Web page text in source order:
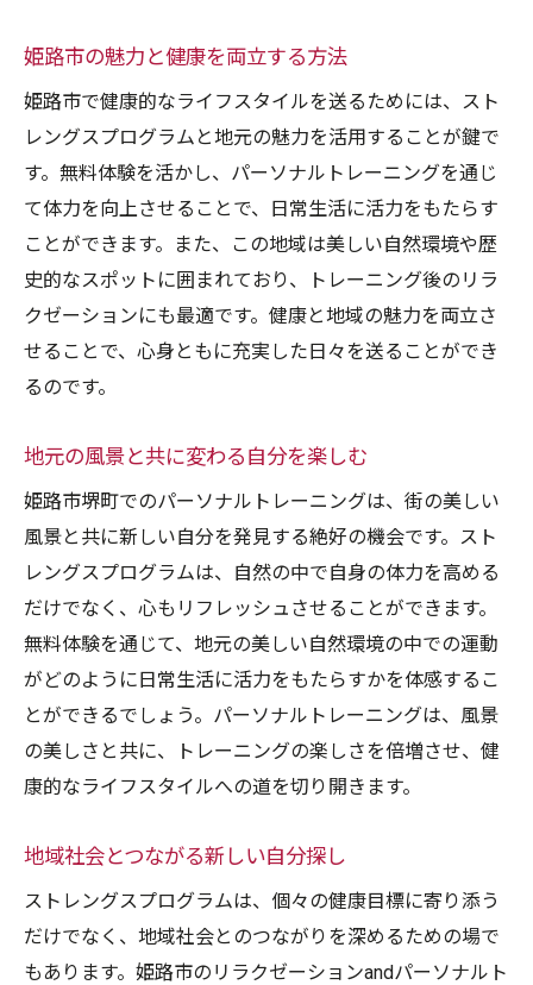
体力測定がもたらすメリット
現状の理解が目標達成に繋がる
ストレングスプログラムの科学的基盤
個別の体力診断で得られる安心感
体力向上のための具体的アドバイス
専門トレーナーと共に目標に向けたプランを構
築する
トレーナーとのコミュニケーションの重要
性
効果的なフィードバックを受け入れる
長期的な成功のための戦略
無料体験がもたらすポジティブな身体変化を実
感
体験後に感じる身体の変化とは
具体的な成果がもたらす喜び
身体の変化を記録してモチベーションを維
持
無料体験で得られる精神的充実感
健康的なライフスタイルへの第一歩を踏み出そ
姫路市の魅力と健康を両立する方法
姫路市で健康的なライフスタイルを送るためには、スト
レングスプログラムと地元の魅力を活用することが鍵で
す。無料体験を活かし、パーソナルトレーニングを通じ
て体力を向上させることで、日常生活に活力をもたらす
ことができます。また、この地域は美しい自然環境や歴
史的なスポットに囲まれており、トレーニング後のリラ
クゼーションにも最適です。健康と地域の魅力を両立さ
せることで、心身ともに充実した日々を送ることができ
るのです。
地元の風景と共に変わる自分を楽しむ
姫路市堺町でのパーソナルトレーニングは、街の美しい
風景と共に新しい自分を発見する絶好の機会です。スト
レングスプログラムは、自然の中で自身の体力を高める
だけでなく、心もリフレッシュさせることができます。
無料体験を通じて、地元の美しい自然環境の中での運動
がどのように日常生活に活力をもたらすかを体感するこ
とができるでしょう。パーソナルトレーニングは、風景
の美しさと共に、トレーニングの楽しさを倍増させ、健
康的なライフスタイルへの道を切り開きます。
地域社会とつながる新しい自分探し
ストレングスプログラムは、個々の健康目標に寄り添う
だけでなく、地域社会とのつながりを深めるための場で
もあります。姫路市のリラクゼーションandパーソナルト